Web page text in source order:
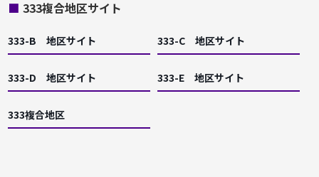
■ 333複合地区サイト
333-B 地区サイト 333-C 地区サイト
333-D 地区サイト 333-E 地区サイト
333複合地区